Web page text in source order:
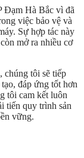
Đạm Hà Bắc vì đã
việc bảo vệ và
Sự hợp tác này
mở ra nhiều cơ
chúng tôi sẽ tiếp
đáp ứng tốt hơn
tôi cam kết luôn
tiến quy trình sản
vững.